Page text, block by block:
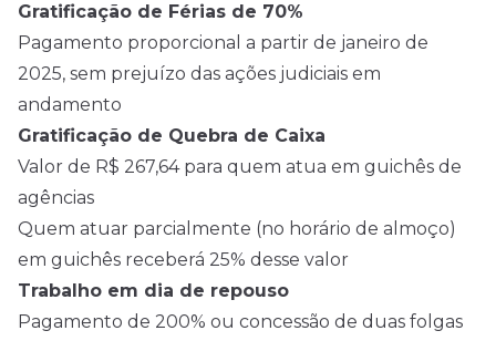
Gratificação de Férias de 70%
Pagamento proporcional a partir de janeiro de
2025, sem prejuízo das ações judiciais em
andamento
Gratificação de Quebra de Caixa
Valor de R$ 267,64 para quem atua em guichês de
agências
Quem atuar parcialmente (no horário de almoço)
em guichês receberá 25% desse valor
Trabalho em dia de repouso
Pagamento de 200% ou concessão de duas folgas